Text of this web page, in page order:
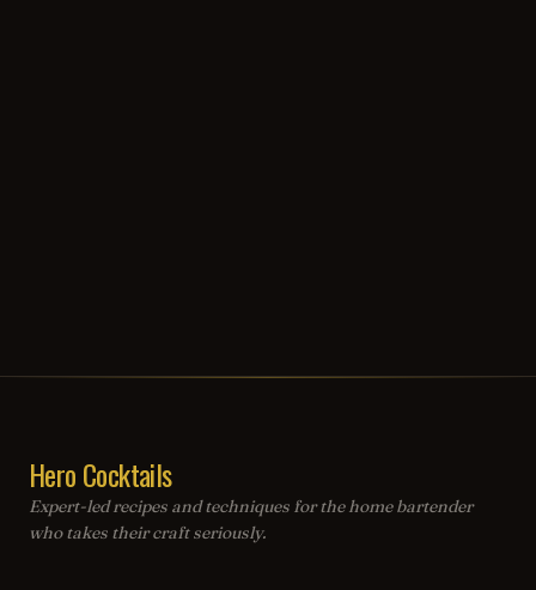
Hero Cocktails
Expert-led recipes and techniques for the home bartender
who takes their craft seriously.